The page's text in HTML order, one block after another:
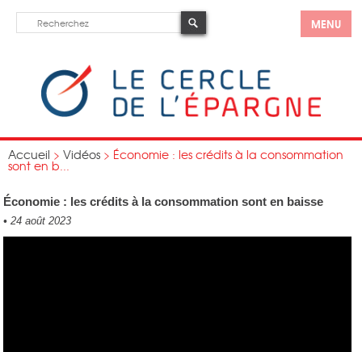
MENU
Accueil > Vidéos > Économie : les crédits à la consommation
sont en b...
Économie : les crédits à la consommation sont en baisse
• 24 août 2023